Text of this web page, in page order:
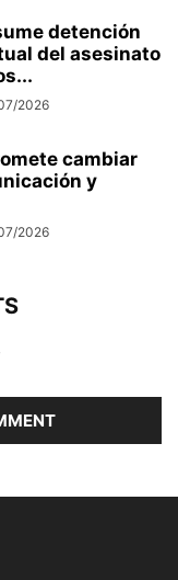
detención
del asesinato
2026
cambiar
y
2026